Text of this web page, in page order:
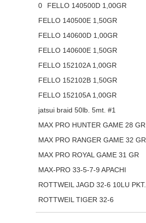
0
FELLO 140500D 1,00GR
FELLO 140500E 1,50GR
FELLO 140600D 1,00GR
FELLO 140600E 1,50GR
FELLO 152102A 1,00GR
FELLO 152102B 1,50GR
FELLO 152105A 1,00GR
jatsui braid 50lb. 5mt. #1
MAX PRO HUNTER GAME 28 GR
MAX PRO RANGER GAME 32 GR
MAX PRO ROYAL GAME 31 GR
MAX-PRO 33-5-7-9 APACHI
ROTTWEIL JAGD 32-6 10LU PKT.
ROTTWEIL TIGER 32-6